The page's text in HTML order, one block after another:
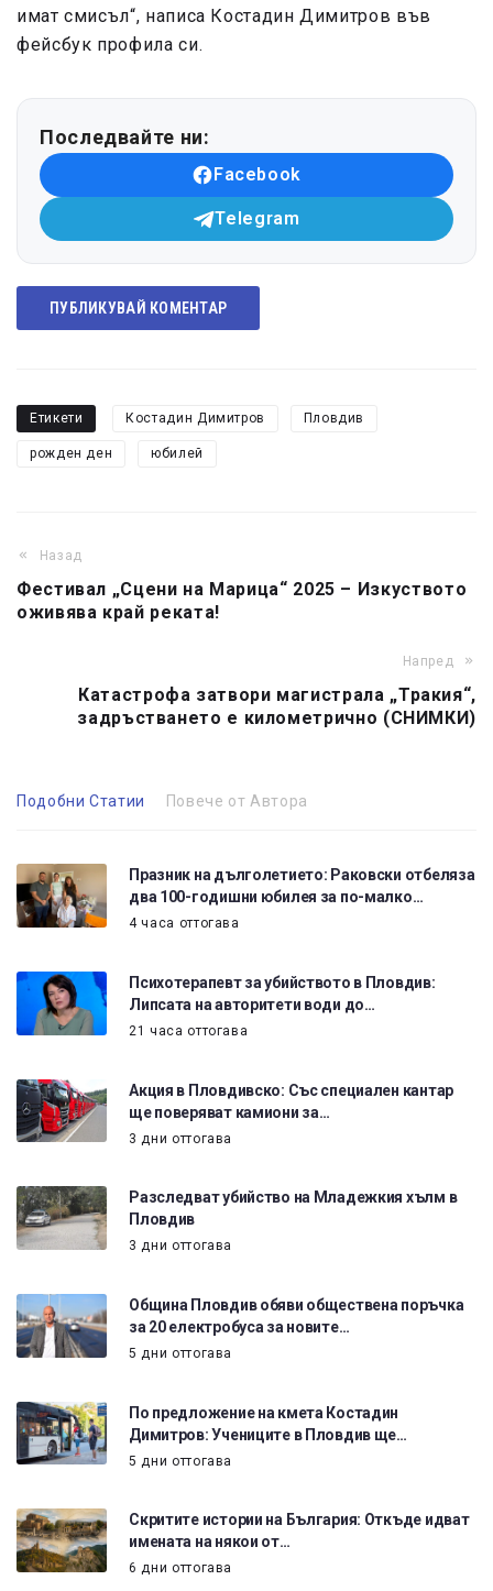
имат смисъл“, написа Костадин Димитров във
фейсбук профила си.
Последвайте ни:
Facebook
Telegram
ПУБЛИКУВАЙ КОМЕНТАР
Етикети Костадин Димитров Пловдив
рожден ден юбилей
Назад
Фестивал „Сцени на Марица“ 2025 – Изкуството
оживява край реката!
Напред
Катастрофа затвори магистрала „Тракия“,
задръстването е километрично (СНИМКИ)
Подобни Статии Повече от Автора
Празник на дълголетието: Раковски отбеляза
два 100-годишни юбилея за по-малко…
4 часа оттогава
Психотерапевт за убийството в Пловдив:
Липсата на авторитети води до…
21 часа оттогава
Акция в Пловдивско: Със специален кантар
ще поверяват камиони за…
3 дни оттогава
Разследват убийство на Младежкия хълм в
Пловдив
3 дни оттогава
Община Пловдив обяви обществена поръчка
за 20 електробуса за новите…
5 дни оттогава
По предложение на кмета Костадин
Димитров: Учениците в Пловдив ще…
5 дни оттогава
Скритите истории на България: Откъде идват
имената на някои от…
6 дни оттогава